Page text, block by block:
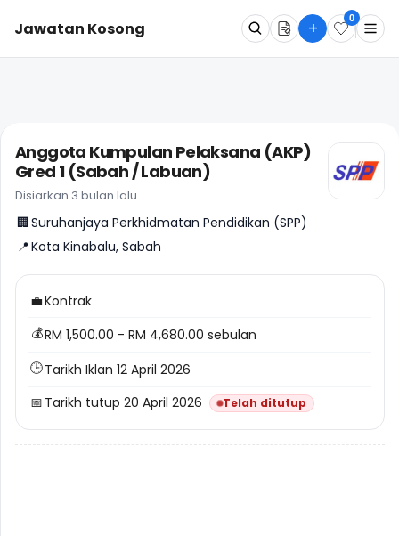
Jawatan Kosong + 0
Cari Sekarang
Anggota Kumpulan Pelaksana (AKP)
Gred 1 (Sabah / Labuan)
Disiarkan 3 bulan lalu
🏢Suruhanjaya Perkhidmatan Pendidikan (SPP)
📍Kota Kinabalu, Sabah
💼Kontrak
💰RM 1,500.00 - RM 4,680.00 sebulan
🕒Tarikh Iklan 12 April 2026
📅 Tarikh tutup 20 April 2026 Telah ditutup